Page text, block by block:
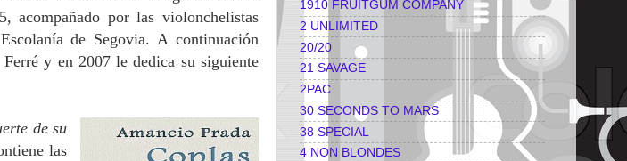
acompañado por las violonchelistas
de Segovia. A continuación
y en 2007 le dedica su siguiente
de su
las
1910 FRUITGUM COMPANY
2 UNLIMITED
20/20
21 SAVAGE
2PAC
30 SECONDS TO MARS
38 SPECIAL
4 NON BLONDES